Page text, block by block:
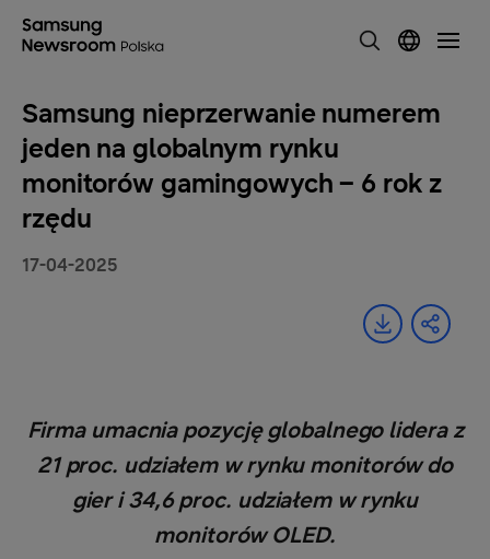
Samsung nieprzerwanie numerem
jeden na globalnym rynku
monitorów gamingowych – 6 rok z
rzędu
17-04-2025
Firma umacnia pozycję globalnego lidera z
21 proc. udziałem w rynku monitorów do
gier i 34,6 proc. udziałem w rynku
monitorów OLED.